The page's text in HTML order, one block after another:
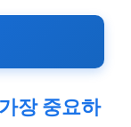
장 중요하